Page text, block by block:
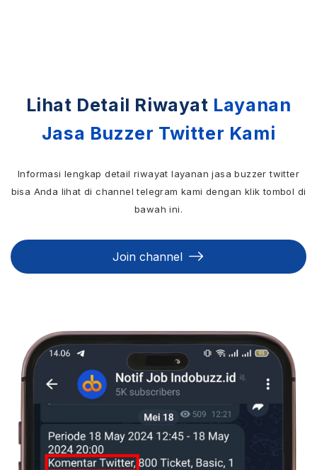
Lihat Detail Riwayat Layanan
Jasa Buzzer Twitter Kami
Informasi lengkap detail riwayat layanan jasa buzzer twitter
bisa Anda lihat di channel telegram kami dengan klik tombol di
bawah ini.
Join channel